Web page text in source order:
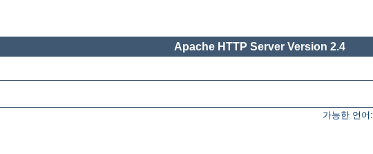
Apache HTTP Server Version 2.4
가능한 언어: